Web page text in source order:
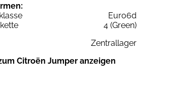
Euro6d
4 (Green)
Zentrallager
Citroën Jumper anzeigen